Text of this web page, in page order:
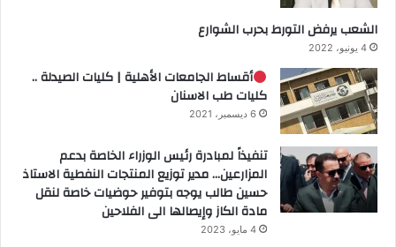
الشعب يرفض التورط بحرب الشوارع
4 يونيو، 2022
أقساط الجامعات الأهلية | كليات الصيدلة ..
كليات طب الاسنان
6 ديسمبر، 2021
تنفيذاً لمبادرة رئيس الوزراء الخاصة بدعم
المزارعين… مدير توزيع المنتجات النفطية الاستاذ
حسين طالب يوجه بتوفير حوضيات خاصة لنقل
مادة الكاز وإيصالها الى الفلاحين
4 مايو، 2023